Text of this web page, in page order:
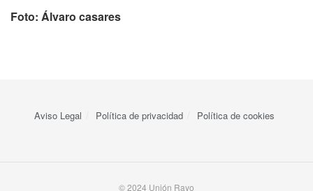
Foto: Álvaro casares
Aviso Legal Política de privacidad Política de cookies
© 2024 Unión Rayo